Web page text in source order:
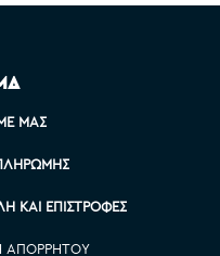
ΜΑΣ
ΚΑΙ ΕΠΙΣΤΡΟΦΈΣ
ΑΠΟΡΡΉΤΟΥ